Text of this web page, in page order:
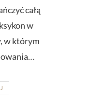
całą
w
w którym